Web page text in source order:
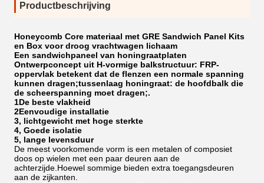
Productbeschrijving
Honeycomb Core materiaal met GRE Sandwich Panel Kits
en Box voor droog vrachtwagen lichaam
Een sandwichpaneel van honingraatplaten
Ontwerpconcept uit H-vormige balkstructuur: FRP-
oppervlak betekent dat de flenzen een normale spanning
kunnen dragen;tussenlaag honingraat: de hoofdbalk die
de scheerspanning moet dragen;.
1De beste vlakheid
2Eenvoudige installatie
3, lichtgewicht met hoge sterkte
4, Goede isolatie
5, lange levensduur
De meest voorkomende vorm is een metalen of composiet
doos op wielen met een paar deuren aan de
achterzijde.Hoewel sommige bieden extra toegangsdeuren
aan de zijkanten.